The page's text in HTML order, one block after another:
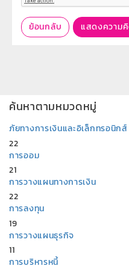
ย้อนกลับ แสดงความ
ค้นหาตามหมวดหมู่
ภัยทางการเงินและอิเล็กทรอนิกส์
22
การออม
21
การวางแผนทางการเงิน
22
การลงทุน
19
การวางแผนธุรกิจ
11
การบริหารหนี้